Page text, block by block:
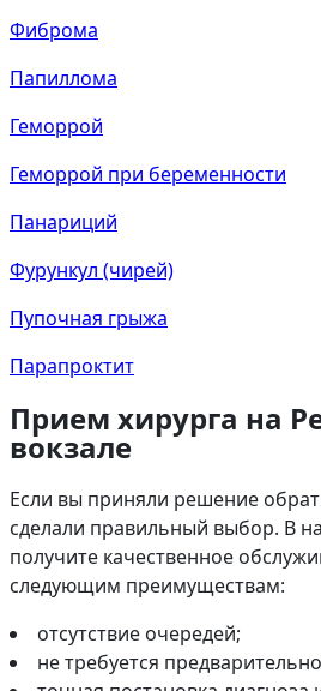
Фиброма
Папиллома
Геморрой
Геморрой при беременности
Панариций
Фурункул (чирей)
Пупочная грыжа
Парапроктит
Прием хирурга на
вокзале
Если вы приняли решение
сделали правильный выбор. В
получите качественное
следующим преимуществам:
отсутствие очередей;
не требуется